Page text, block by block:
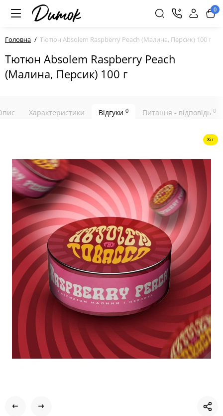
0
Головна Тютюн Absolem Raspberry Peach (Малина, Персик) 100 г
Тютюн Absolem Raspberry Peach
(Малина, Персик) 100 г
Характеристики Відгуки 0 Питання - відповідь 0
Хіт